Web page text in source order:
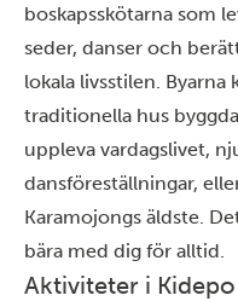
boskapsskötarna som
seder, danser och
lokala livsstilen. Byarna
traditionella hus
uppleva vardagslivet,
dansföreställningar,
Karamojongs äldste.
bära med dig för alltid.
Aktiviteter i